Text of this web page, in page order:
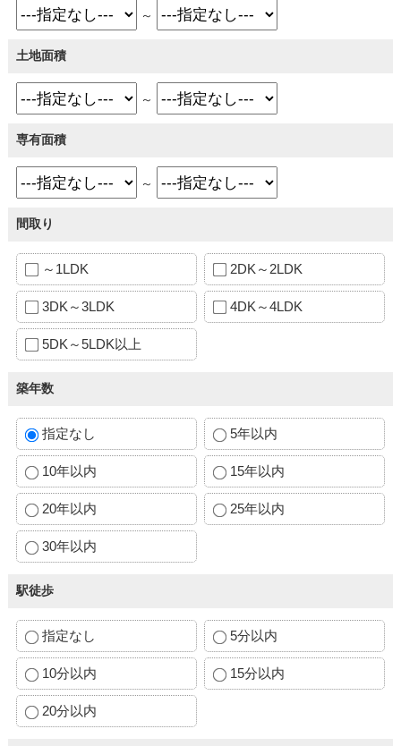
～
土地面積
～
専有面積
～
間取り
～1LDK 2DK～2LDK
3DK～3LDK 4DK～4LDK
5DK～5LDK以上
築年数
指定なし 5年以内
10年以内 15年以内
20年以内 25年以内
30年以内
駅徒歩
指定なし 5分以内
10分以内 15分以内
20分以内